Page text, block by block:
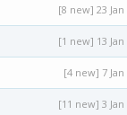
[8 new] 23 Jan
[1 new] 13 Jan
[4 new] 7 Jan
[11 new] 3 Jan